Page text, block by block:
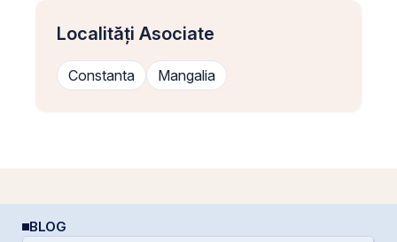
Localități Asociate
Constanta Mangalia
BLOG